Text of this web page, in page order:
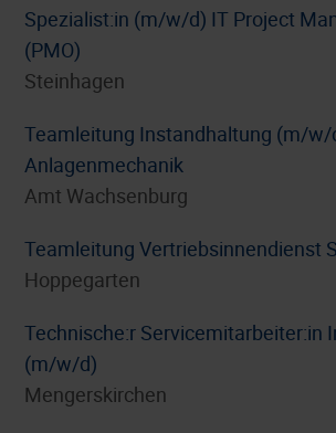
Spezialist:in (m/w/d) IT Project
(PMO)
Steinhagen
Teamleitung Instandhaltung (m/w/
Anlagenmechanik
Amt Wachsenburg
Teamleitung Vertriebsinnendienst
Hoppegarten
Technische:r Servicemitarbeiter:in
(m/w/d)
Mengerskirchen